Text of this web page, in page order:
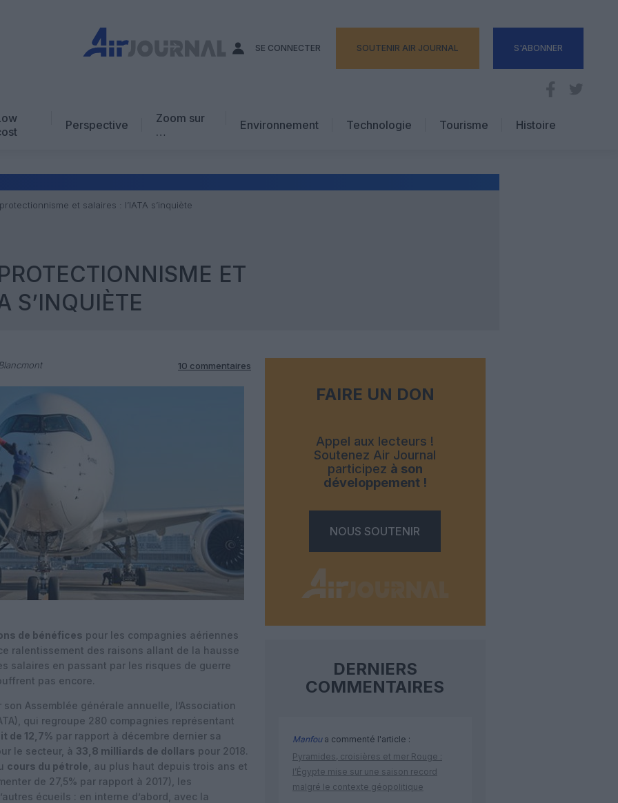
SE CONNECTER SOUTENIR AIR JOURNAL S'ABONNER
Perspective
Zoom sur
…
Avis d’expert
Environnement Technologie
Tourisme
Hôtellerie
Histoire
et salaires : l’IATA s’inquiète
ET
S’INQUIÈTE
10 commentaires
de bénéfices pour les compagnies aériennes
ralentissement des raisons allant de la hausse
salaires en passant par les risques de guerre
pas encore.
Assemblée générale annuelle, l’Association
qui regroupe 280 compagnies représentant
de 12,7% par rapport à décembre dernier sa
le secteur, à 33,8 milliards de dollars pour 2018.
cours du pétrole , au plus haut depuis trois ans et
de 27,5% par rapport à 2017), les
écueils : en interne d’abord, avec la
FAIRE UN DON
Appel aux lecteurs !
Soutenez Air Journal
participez à son
développement !
NOUS SOUTENIR
DERNIERS
COMMENTAIRES
Manfoua commenté l'article :
Pyramides, croisières et mer Rouge :
l’Égypte mise sur une saison record
malgré le contexte géopolitique